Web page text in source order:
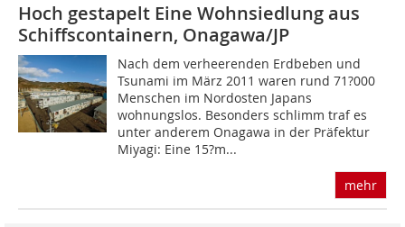
Hoch gestapelt Eine Wohnsiedlung aus
Schiffscontainern, Onagawa/JP
Nach dem verheerenden Erdbeben und
Tsunami im März 2011 waren rund 71?000
Menschen im Nordosten Japans
wohnungslos. Besonders schlimm traf es
unter anderem Onagawa in der Präfektur
Miyagi: Eine 15?m...
mehr